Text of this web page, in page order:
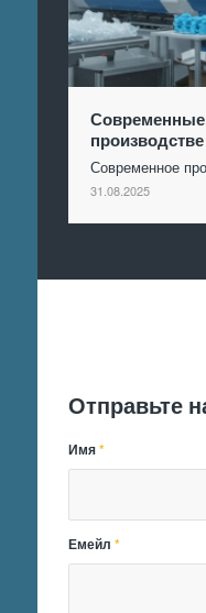
Современные
Современное
31.08.2025
Отправьте
Имя*
Емейл*